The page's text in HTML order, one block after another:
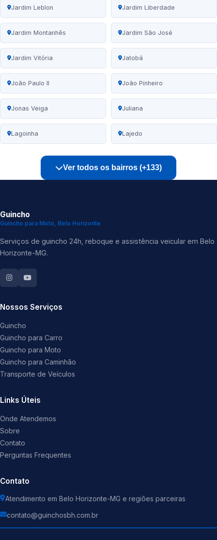
Jardim Leblon Jardim Liberdade
Jardim Montanhês Jardim São José
Jardim Vitória Jatobá
João Paulo II João Pinheiro
Jonas Veiga Juliana
Lagoinha Lajedo
Ver todos os bairros (+133)
Guincho
Guincho para Moto, Belo Horizonte
Serviços de guincho 24h, reboque e assistência veicular em Belo
Horizonte-MG.
Nossos Serviços
Guincho
Guincho para Carro
Guincho para Moto
Guincho para Caminhão
Transporte de Veículos
Links Úteis
Onde Atendemos
Sobre
Contato
Perguntas Frequentes
Contato
Atendimento em Belo Horizonte-MG e regiões parceiras
contato@guinchosbh.com.br